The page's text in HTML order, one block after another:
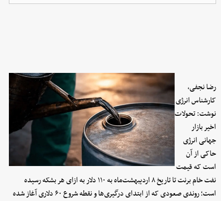
رضا نجفی،
کارشناس انرژی
نوشت: تحولات
اخیر بازار
جهانی انرژی
حاکی از آن
است که قیمت
نفت خام برنت تا تاریخ ۸ اردیبهشت‌ماه به ۱۱۰ دلار به ازای هر بشکه رسیده
است؛ روندی صعودی که از ابتدای درگیری‌ها و نقطه شروع ۶۰ دلاری آغاز شده